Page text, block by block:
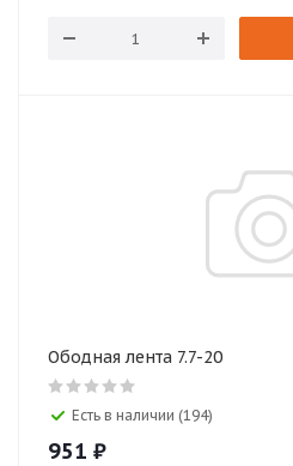
Ободная лента 7.7-20
Есть в наличии (194)
951 ₽